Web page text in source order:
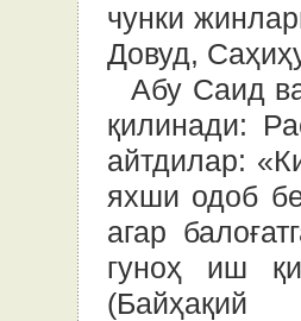
чунки
Довуд,
Абу Саид
қилинади:
айтдилар:
яхши одоб
агар
гуноҳ иш
(Байҳақий